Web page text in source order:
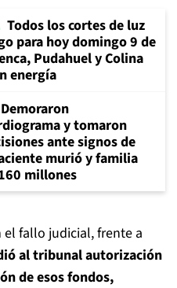
Todos los cortes de luz
para hoy domingo 9 de
Pudahuel y Colina
energía
Demoraron
y tomaron
ante signos de
murió y familia
millones
el fallo judicial, frente a
al tribunal autorización
de esos fondos,